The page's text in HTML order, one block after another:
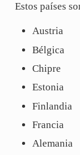
Estos países
Austria
Bélgica
Chipre
Estonia
Finlandia
Francia
Alemania